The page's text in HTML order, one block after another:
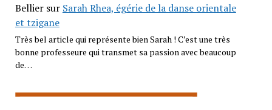
Belliersur Sarah Rhea, égérie de la danse orientale
et tzigane
Très bel article qui représente bien Sarah ! C’est une très
bonne professeure qui transmet sa passion avec beaucoup
de…